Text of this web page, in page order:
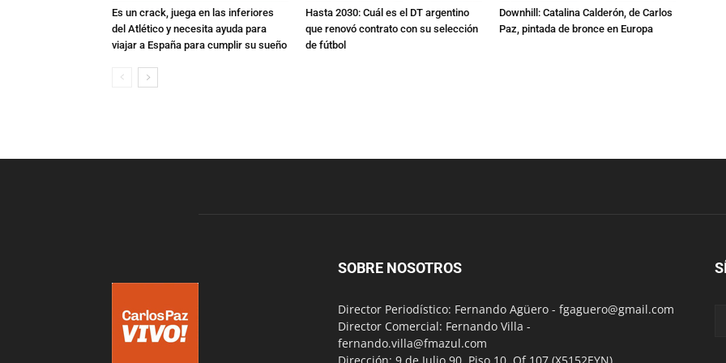
Es un crack, juega en las inferiores
del Atlético y necesita ayuda para
viajar a España para cumplir su sueño
Hasta 2030: Cuál es el DT argentino
que renovó contrato con su selección
de fútbol
Downhill: Catalina Calderón, de Carlos
Paz, pintada de bronce en Europa
SOBRE NOSOTROS
Director Periodístico: Fernando Agüero - fgaguero@gmail.com
Director Comercial: Fernando Villa -
fernando.villa@fmazul.com